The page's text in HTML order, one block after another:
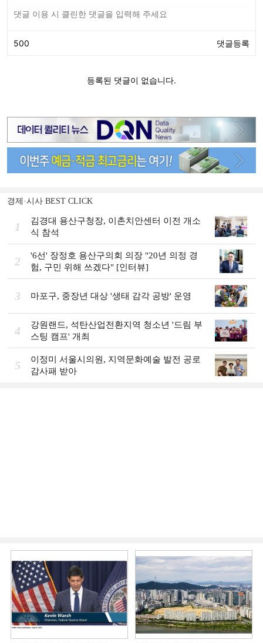
경제·시사 BEST CLICK
1
김경대 용산구청장, 이촌치안센터 이전 개소
식 참석
2
'6선' 장정호 용산구의회 의장 "20년 의정 경
험, 구민 위해 쓰겠다" [인터뷰]
3 마포구, 중장년 대상 '생태 감각 공방' 운영
4
강원랜드, 석탄산업전환지역 청소년 '드림 부
스팅 캠프' 개최
5
이정미 서울시의원, 지역문화예술 발전 공로
감사패 받아